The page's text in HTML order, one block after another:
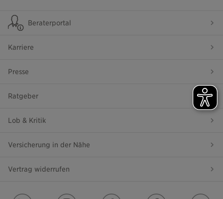
Beraterportal
Karriere
Presse
Ratgeber
Lob & Kritik
Versicherung in der Nähe
Vertrag widerrufen